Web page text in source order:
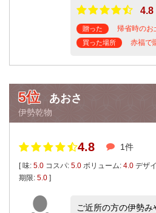
4.8
贈った 帰省時のお
買った場所 赤福で
5位 あおさ
伊勢乾物
4.8 1件
[ 味: 5.0 コスパ: 5.0 ボリューム: 4.0 デザ
期限: 5.0 ]
ご近所の方の伊勢み